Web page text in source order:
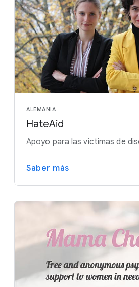
ALEMANIA
HateAid
Apoyo para las víctimas de
Saber más